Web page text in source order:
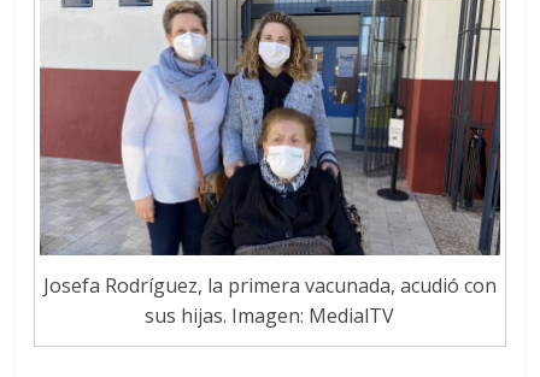
Josefa Rodríguez, la primera vacunada, acudió con
sus hijas. Imagen: MedialTV